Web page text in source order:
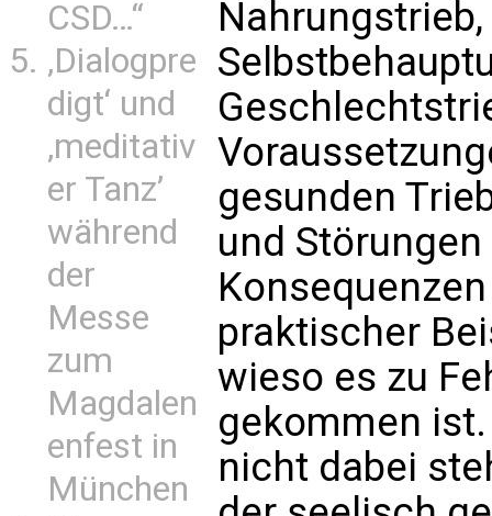
CSD…“
‚Dialogpre
digt‘ und
‚meditativ
er Tanz’
während
der
Messe
zum
Magdalen
enfest in
München
gesunden
und
praktischer
wieso es zu
gekommen
nicht dabei